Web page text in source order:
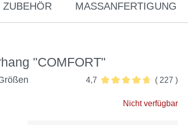
ZUBEHÖR MASSANFERTIGUNG
"COMFORT"
4,7
( 227 )
Nicht verfügbar